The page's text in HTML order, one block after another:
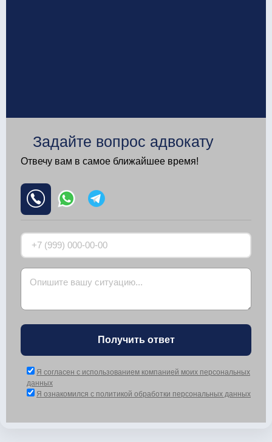
Задайте вопрос адвокату
Отвечу вам в самое ближайшее время!
Получить ответ
Я согласен с использованием компанией моих персональных
данных
Я ознакомился с политикой обработки персональных данных